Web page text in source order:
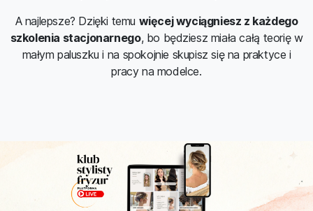
A najlepsze? Dzięki temu więcej wyciągniesz z każdego
szkolenia stacjonarnego, bo będziesz miała całą teorię w
małym paluszku i na spokojnie skupisz się na praktyce i
pracy na modelce.